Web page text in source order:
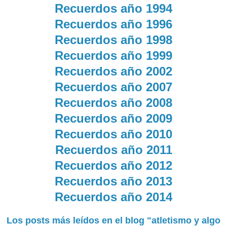
Recuerdos año 1994
Recuerdos año 1996
Recuerdos año 1998
Recuerdos año 1999
Recuerdos año 2002
Recuerdos año 2007
Recuerdos año 2008
Recuerdos año 2009
Recuerdos año 2010
Recuerdos año 2011
Recuerdos año 2012
Recuerdos año 2013
Recuerdos año 2014
Los posts más leídos en el blog "atletismo y algo